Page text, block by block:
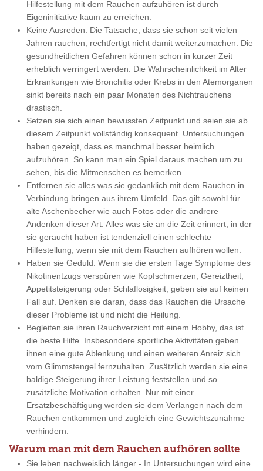
Hilfestellung mit dem Rauchen aufzuhören ist durch
Eigeninitiative kaum zu erreichen.
Keine Ausreden: Die Tatsache, dass sie schon seit vielen
Jahren rauchen, rechtfertigt nicht damit weiterzumachen. Die
gesundheitlichen Gefahren können schon in kurzer Zeit
erheblich verringert werden. Die Wahrscheinlichkeit im Alter
Erkrankungen wie Bronchitis oder Krebs in den Atemorganen
sinkt bereits nach ein paar Monaten des Nichtrauchens
drastisch.
Setzen sie sich einen bewussten Zeitpunkt und seien sie ab
diesem Zeitpunkt vollständig konsequent. Untersuchungen
haben gezeigt, dass es manchmal besser heimlich
aufzuhören. So kann man ein Spiel daraus machen um zu
sehen, bis die Mitmenschen es bemerken.
Entfernen sie alles was sie gedanklich mit dem Rauchen in
Verbindung bringen aus ihrem Umfeld. Das gilt sowohl für
alte Aschenbecher wie auch Fotos oder die andrere
Andenken dieser Art. Alles was sie an die Zeit erinnert, in der
sie geraucht haben ist tendenziell einen schlechte
Hilfestellung, wenn sie mit dem Rauchen aufhören wollen.
Haben sie Geduld. Wenn sie die ersten Tage Symptome des
Nikotinentzugs verspüren wie Kopfschmerzen, Gereiztheit,
Appetitsteigerung oder Schlaflosigkeit, geben sie auf keinen
Fall auf. Denken sie daran, dass das Rauchen die Ursache
dieser Probleme ist und nicht die Heilung.
Begleiten sie ihren Rauchverzicht mit einem Hobby, das ist
die beste Hilfe. Insbesondere sportliche Aktivitäten geben
ihnen eine gute Ablenkung und einen weiteren Anreiz sich
vom Glimmstengel fernzuhalten. Zusätzlich werden sie eine
baldige Steigerung ihrer Leistung feststellen und so
zusätzliche Motivation erhalten. Nur mit einer
Ersatzbeschäftigung werden sie dem Verlangen nach dem
Rauchen entkommen und zugleich eine Gewichtszunahme
verhindern.
Warum man mit dem Rauchen aufhören sollte
Sie leben nachweislich länger - In Untersuchungen wird eine